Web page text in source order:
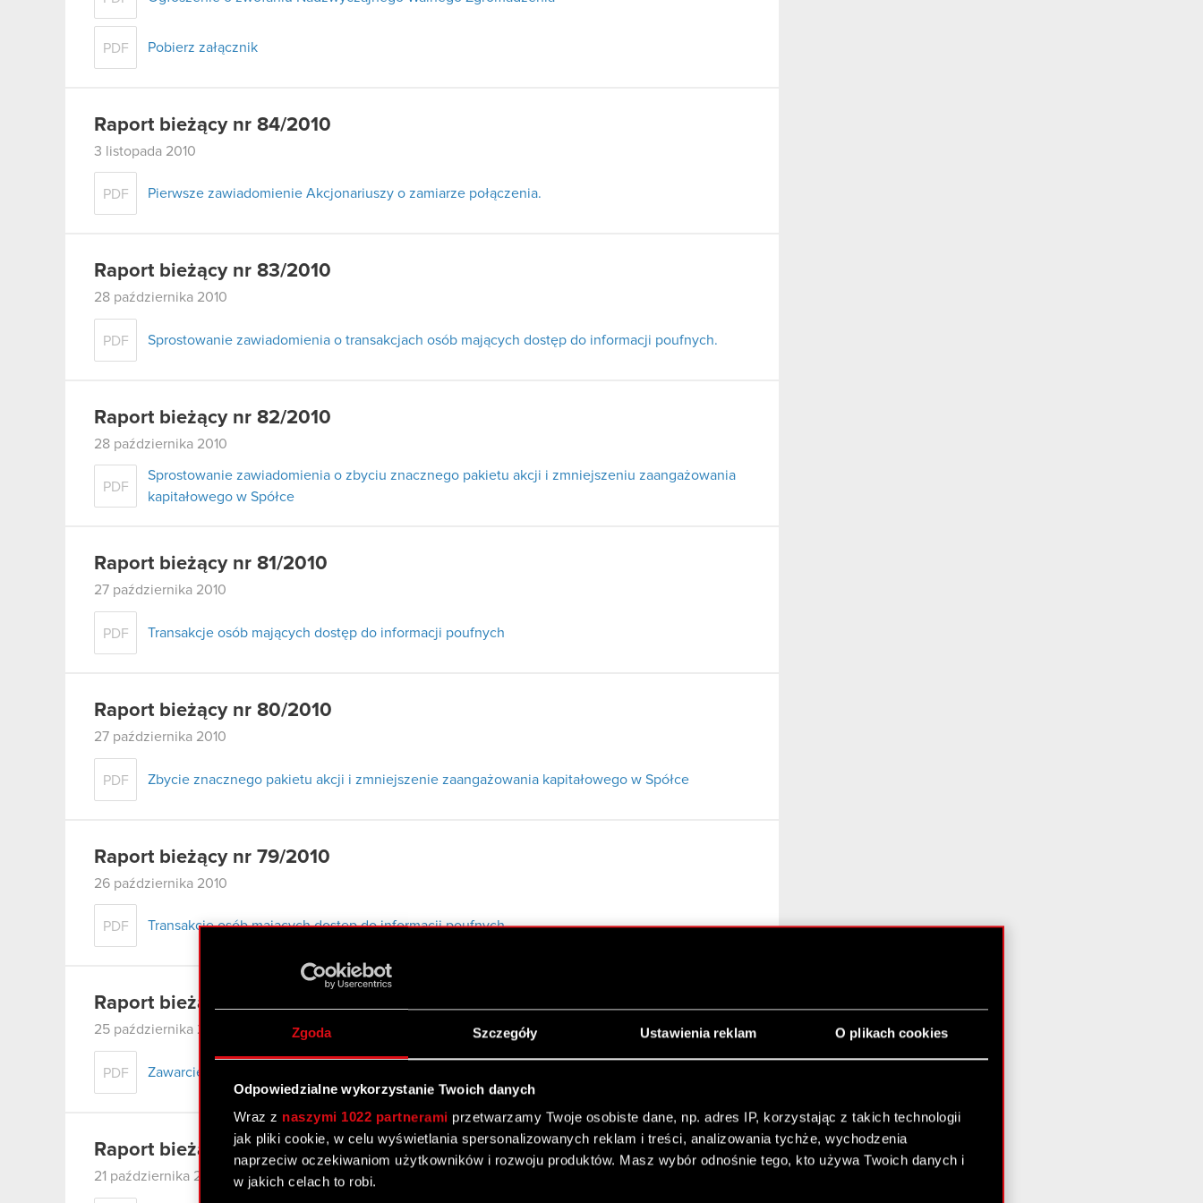
Zgoda Szczegóły Ustawienia reklam O plikach cookies
Odpowiedzialne wykorzystanie Twoich danych
Wraz z naszymi 1022 partnerami przetwarzamy Twoje osobiste dane, np. adres IP, korzystając z takich technologii
jak pliki cookie, w celu wyświetlania spersonalizowanych reklam i treści, analizowania tychże, wychodzenia
naprzeciw oczekiwaniom użytkowników i rozwoju produktów. Masz wybór odnośnie tego, kto używa Twoich danych i
w jakich celach to robi.
PDF Pobierz załącznik
Raport bieżący nr 84/2010
3 listopada 2010
PDF Pierwsze zawiadomienie Akcjonariuszy o zamiarze połączenia.
Raport bieżący nr 83/2010
28 października 2010
PDF Sprostowanie zawiadomienia o transakcjach osób mających dostęp do informacji poufnych.
Raport bieżący nr 82/2010
28 października 2010
PDF
Sprostowanie zawiadomienia o zbyciu znacznego pakietu akcji i zmniejszeniu zaangażowania
kapitałowego w Spółce
Raport bieżący nr 81/2010
27 października 2010
PDF Transakcje osób mających dostęp do informacji poufnych
Raport bieżący nr 80/2010
27 października 2010
PDF Zbycie znacznego pakietu akcji i zmniejszenie zaangażowania kapitałowego w Spółce
Raport bieżący nr 79/2010
26 października 2010
PDF Transakcje osób mających dostęp do informacji poufnych
Raport bieżący nr 78/2010
25 października 2010
PDF Zawarcie aneksu do umowy znaczącej
Raport bieżący nr 77/2010
21 października 2010